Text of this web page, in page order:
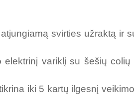
svirties užraktą ir
variklį su šešių
iki 5 kartų ilgesnį